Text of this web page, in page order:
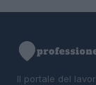
Il portale del